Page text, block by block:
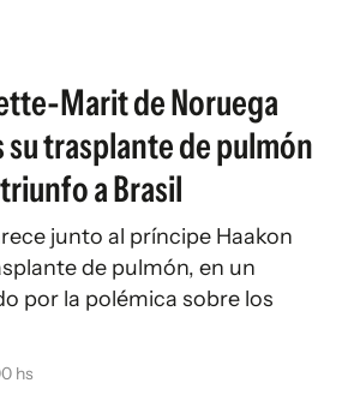
Marit de Noruega
trasplante de pulmón
a Brasil
junto al príncipe Haakon
de pulmón, en un
por la polémica sobre los
hs